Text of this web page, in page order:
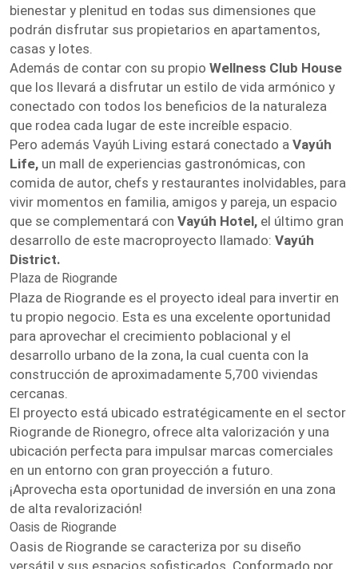
bienestar y plenitud en todas sus dimensiones que
podrán disfrutar sus propietarios en apartamentos,
casas y lotes.
Además de contar con su propio Wellness Club House
que los llevará a disfrutar un estilo de vida armónico y
conectado con todos los beneficios de la naturaleza
que rodea cada lugar de este increíble espacio.
Pero además Vayúh Living estará conectado a Vayúh
Life, un mall de experiencias gastronómicas, con
comida de autor, chefs y restaurantes inolvidables, para
vivir momentos en familia, amigos y pareja, un espacio
que se complementará con Vayúh Hotel, el último gran
desarrollo de este macroproyecto llamado: Vayúh
District.
Plaza de Riogrande
Plaza de Riogrande es el proyecto ideal para invertir en
tu propio negocio. Esta es una excelente oportunidad
para aprovechar el crecimiento poblacional y el
desarrollo urbano de la zona, la cual cuenta con la
construcción de aproximadamente 5,700 viviendas
cercanas.
El proyecto está ubicado estratégicamente en el sector
Riogrande de Rionegro, ofrece alta valorización y una
ubicación perfecta para impulsar marcas comerciales
en un entorno con gran proyección a futuro.
¡Aprovecha esta oportunidad de inversión en una zona
de alta revalorización!
Oasis de Riogrande
Oasis de Riogrande se caracteriza por su diseño
versátil y sus espacios sofisticados. Conformado por